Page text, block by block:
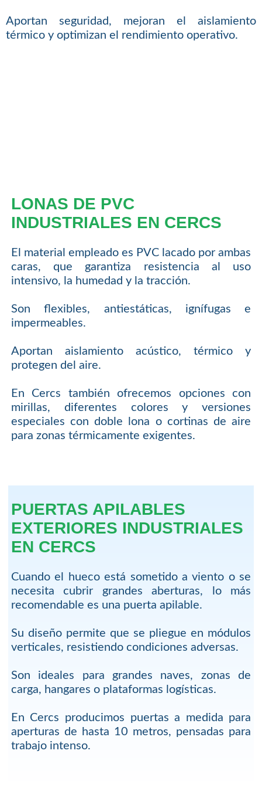
Aportan seguridad, mejoran el aislamiento
térmico y optimizan el rendimiento operativo.
LONAS DE PVC
INDUSTRIALES EN CERCS
El material empleado es PVC lacado por ambas
caras, que garantiza resistencia al uso
intensivo, la humedad y la tracción.
Son flexibles, antiestáticas, ignífugas e
impermeables.
Aportan aislamiento acústico, térmico y
protegen del aire.
En Cercs también ofrecemos opciones con
mirillas, diferentes colores y versiones
especiales con doble lona o cortinas de aire
para zonas térmicamente exigentes.
PUERTAS APILABLES
EXTERIORES INDUSTRIALES
EN CERCS
Cuando el hueco está sometido a viento o se
necesita cubrir grandes aberturas, lo más
recomendable es una puerta apilable.
Su diseño permite que se pliegue en módulos
verticales, resistiendo condiciones adversas.
Son ideales para grandes naves, zonas de
carga, hangares o plataformas logísticas.
En Cercs producimos puertas a medida para
aperturas de hasta 10 metros, pensadas para
trabajo intenso.